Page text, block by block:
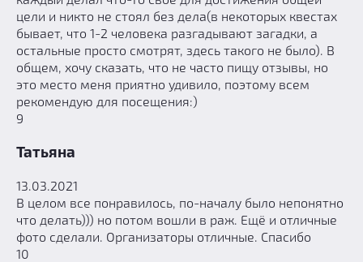
цели и никто не стоял без дела(в некоторых квестах
бывает, что 1-2 человека разгадывают загадки, а
остальные просто смотрят, здесь такого не было). В
общем, хочу сказать, что не часто пищу отзывы, но
это место меня приятно удивило, поэтому всем
рекомендую для посещения:)
9
Татьяна
13.03.2021
В целом все понравилось, по-началу было непонятно
что делать))) но потом вошли в раж. Ещё и отличные
фото сделали. Организаторы отличные. Спасибо
10